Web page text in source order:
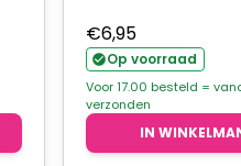
€6,95
Op voorraad
Voor 17.00 besteld =
verzonden
IN